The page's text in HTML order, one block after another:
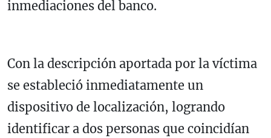
inmediaciones del banco.
Con la descripción aportada por la víctima
se estableció inmediatamente un
dispositivo de localización, logrando
identificar a dos personas que coincidían